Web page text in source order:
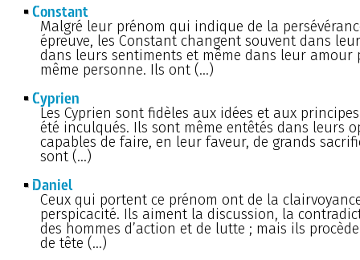
Constant
Malgré leur prénom qui indique de la
épreuve, les Constant changent souvent dans
dans leurs sentiments et même dans leur amour
même personne. Ils ont (…)
Cyprien
Les Cyprien sont fidèles aux idées et aux
été inculqués. Ils sont même entêtés dans leurs
capables de faire, en leur faveur, de grands
sont (…)
Daniel
Ceux qui portent ce prénom ont de la
perspicacité. Ils aiment la discussion, la
des hommes d’action et de lutte ; mais ils
de tête (…)